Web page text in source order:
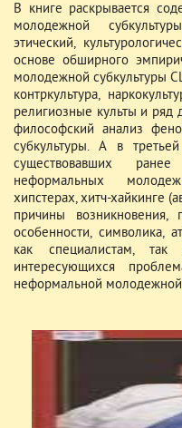
В книге раскрывается
молодежной
этический,
основе обширного
молодежной субкультуры
контркультура,
религиозные культы и ряд
философский анализ
субкультуры. А в
существовавших
неформальных
хипстерах, хитч-хайкинге
причины возникновения,
особенности, символика,
как специалистам,
интересующихся
неформальной молодежной